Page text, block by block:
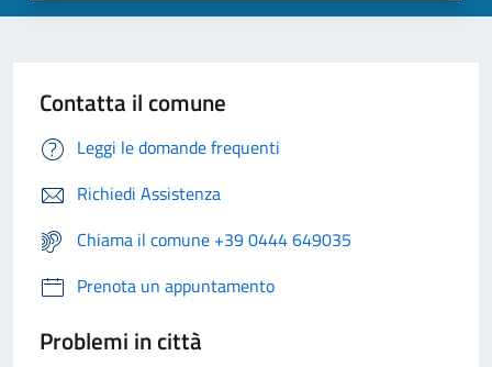
Contatta il comune
Leggi le domande frequenti
Richiedi Assistenza
Chiama il comune +39 0444 649035
Prenota un appuntamento
Problemi in città